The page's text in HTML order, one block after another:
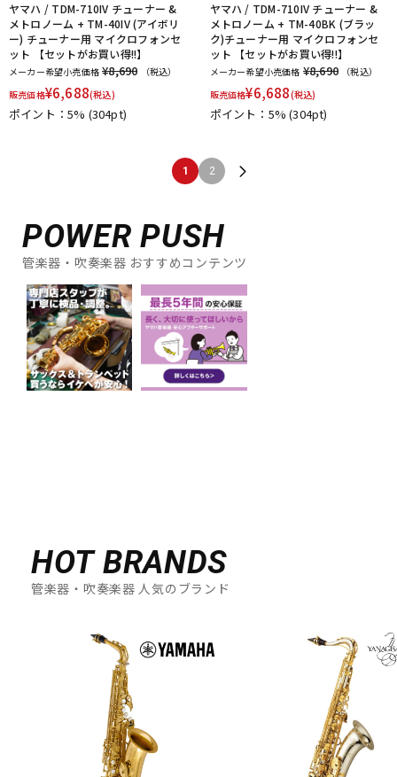
ヤマハ / TDM-710IV チューナー &
メトロノーム + TM-40IV (アイボリ
ー) チューナー用 マイクロフォンセ
ット 【セットがお買い得!!】
メーカー希望小売価格 ¥8,690
（税込）
販売価格¥6,688(税込)
ポイント：5% (304pt)
ヤマハ / TDM-710IV チューナー &
メトロノーム + TM-40BK (ブラッ
ク)チューナー用 マイクロフォンセ
ット 【セットがお買い得!!】
メーカー希望小売価格 ¥8,690
（税込）
販売価格¥6,688(税込)
ポイント：5%(304pt)
1 2
POWER PUSH
管楽器・吹奏楽器 おすすめコンテンツ
HOT BRANDS
管楽器・吹奏楽器 人気のブランド